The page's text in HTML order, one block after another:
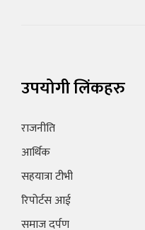
उपयोगी लिंकहरु
राजनीति
आर्थिक
सहयात्रा टीभी
रिपोर्टस आई
समाज दर्पण